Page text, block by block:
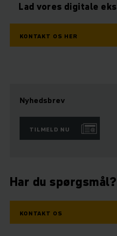
Lad vores digitale
KONTAKT OS HER
Nyhedsbrev
TILMELD NU
Har du spørgsmål?
KONTAKT OS